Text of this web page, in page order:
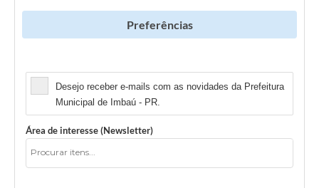
Preferências
Desejo receber e-mails com as novidades da Prefeitura
Municipal de Imbaú - PR.
Área de interesse (Newsletter)